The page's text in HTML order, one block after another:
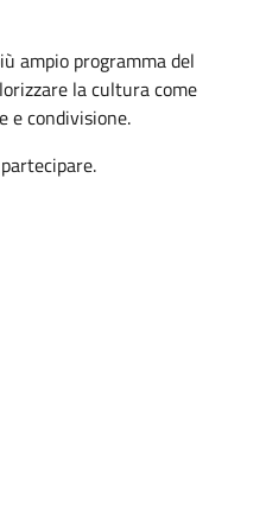
ampio programma del
la cultura come
e condivisione.